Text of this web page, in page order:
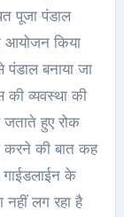
पूजा पंडाल
आयोजन किया
बनाया जा
की व्यवस्था की
हुए रोक
करने की बात कह
गाईडलाईन के
लग रहा है